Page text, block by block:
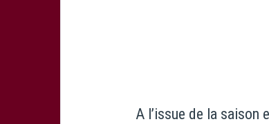
A l’issue de la saison